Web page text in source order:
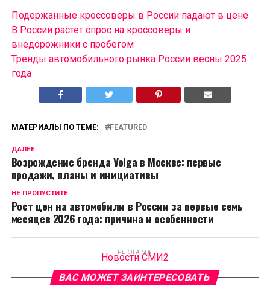
Подержанные кроссоверы в России падают в цене
В России растет спрос на кроссоверы и
внедорожники с пробегом
Тренды автомобильного рынка России весны 2025
года
МАТЕРИАЛЫ ПО ТЕМЕ: FEATURED
ДАЛЕЕ
Возрождение бренда Volga в Москве: первые
продажи, планы и инициативы
НЕ ПРОПУСТИТЕ
Рост цен на автомобили в России за первые семь
месяцев 2026 года: причина и особенности
РЕКЛАМА
Новости СМИ2
ВАС МОЖЕТ ЗАИНТЕРЕСОВАТЬ